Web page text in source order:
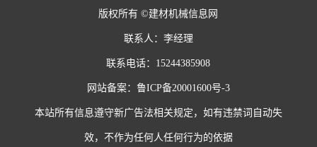
版权所有 ©建材机械信息网
联系人：李经理
联系电话：15244385908
网站备案： 鲁ICP备20001600号-3
本站所有信息遵守新广告法相关规定，如有违禁词自动失
效，不作为任何人任何行为的依据